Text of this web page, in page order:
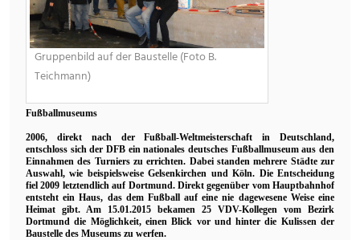
Gruppenbild auf der Baustelle (Foto B.
Teichmann)
Fußballmuseums
2006, direkt nach der Fußball-Weltmeisterschaft in Deutschland,
entschloss sich der DFB ein nationales deutsches Fußballmuseum aus den
Einnahmen des Turniers zu errichten. Dabei standen mehrere Städte zur
Auswahl, wie beispielsweise Gelsenkirchen und Köln. Die Entscheidung
fiel 2009 letztendlich auf Dortmund. Direkt gegenüber vom Hauptbahnhof
entsteht ein Haus, das dem Fußball auf eine nie dagewesene Weise eine
Heimat gibt. Am 15.01.2015 bekamen 25 VDV-Kollegen vom Bezirk
Dortmund die Möglichkeit, einen Blick vor und hinter die Kulissen der
Baustelle des Museums zu werfen.